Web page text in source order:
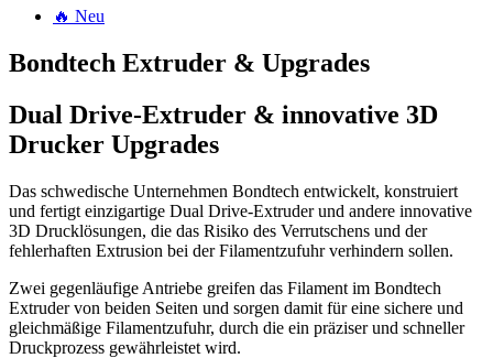
🔥 Neu
Bondtech Extruder & Upgrades
Dual Drive-Extruder & innovative 3D
Drucker Upgrades
Das schwedische Unternehmen Bondtech entwickelt, konstruiert
und fertigt einzigartige Dual Drive-Extruder und andere innovative
3D Drucklösungen, die das Risiko des Verrutschens und der
fehlerhaften Extrusion bei der Filamentzufuhr verhindern sollen.
Zwei gegenläufige Antriebe greifen das Filament im Bondtech
Extruder von beiden Seiten und sorgen damit für eine sichere und
gleichmäßige Filamentzufuhr, durch die ein präziser und schneller
Druckprozess gewährleistet wird.